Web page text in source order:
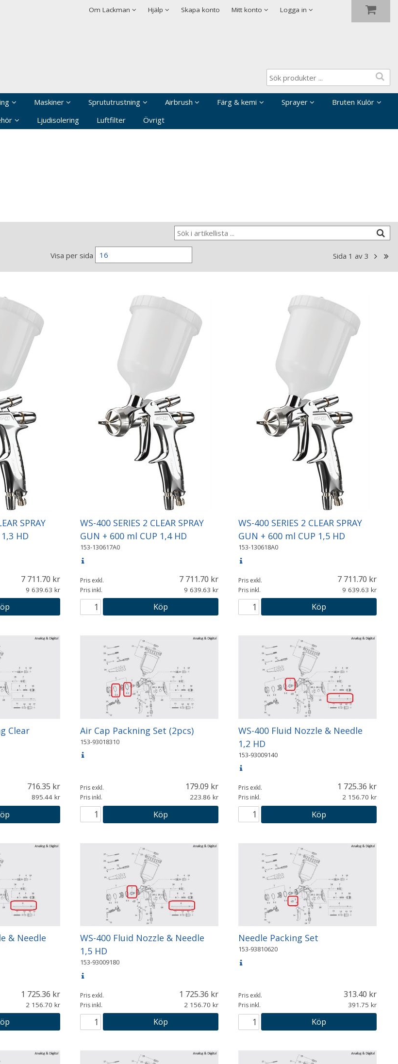
Om Lackman
Villkor Hjälp
Integritetspolicy Skapa konto Mitt konto Logga in
Skapa nytt konto
Maskiner Sprututrustning Airbrush Färg & kemi Sprayer
Bruten Kulör
Ljudisolering Luftfilter Övrigt
Visa per sida 16 Sida 1 av 3
SPRAY
HD
7 711.70
9 639.63
WS-400 SERIES 2 CLEAR SPRAY
GUN + 600 ml CUP 1,4 HD
153-130617A0
Pris exkl. 7 711.70
Pris inkl. 9 639.63
Köp
WS-400 SERIES 2 CLEAR SPRAY
GUN + 600 ml CUP 1,5 HD
153-130618A0
Pris exkl. 7 711.70
Pris inkl. 9 639.63
Köp
Clear
716.35
895.44
Air Cap Packning Set (2pcs)
153-93018310
Pris exkl. 179.09
Pris inkl. 223.86
Köp
WS-400 Fluid Nozzle & Needle
1,2 HD
153-93009140
Pris exkl. 1 725.36
Pris inkl. 2 156.70
Köp
& Needle
1 725.36
2 156.70
WS-400 Fluid Nozzle & Needle
1,5 HD
153-93009180
Pris exkl. 1 725.36
Pris inkl. 2 156.70
Köp
Needle Packing Set
153-93810620
Pris exkl. 313.40
Pris inkl. 391.75
Köp